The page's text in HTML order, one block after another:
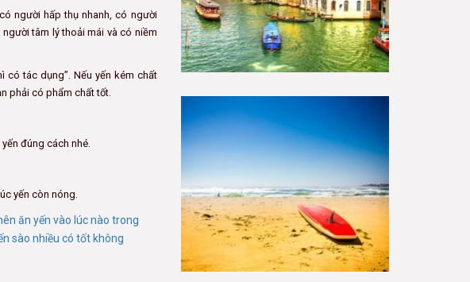
người hấp thụ nhanh, có người
tâm lý thoải mái và có niềm
có tác dụng”. Nếu yến kém chất
phải có phẩm chất tốt.
đúng cách nhé.
yến còn nóng.
ăn yến vào lúc nào trong
sào nhiều có tốt không